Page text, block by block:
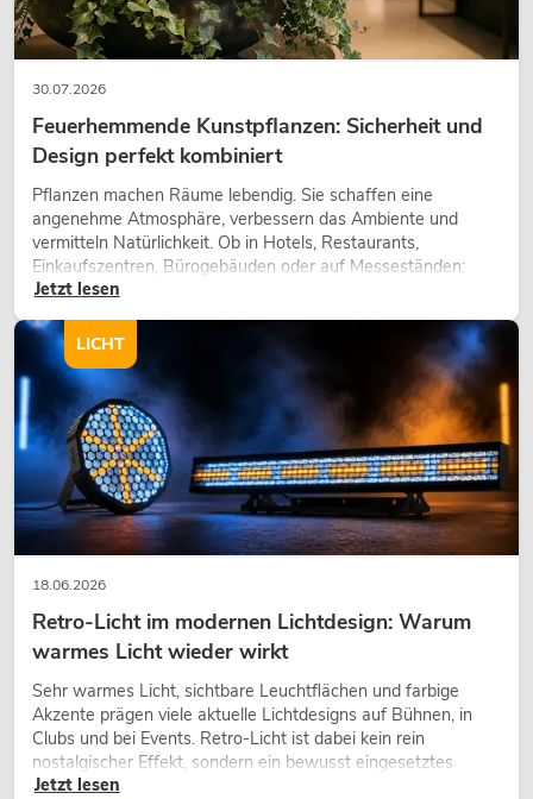
30.07.2026
Feuerhemmende Kunstpflanzen: Sicherheit und
Design perfekt kombiniert
Pflanzen machen Räume lebendig. Sie schaffen eine
angenehme Atmosphäre, verbessern das Ambiente und
vermitteln Natürlichkeit. Ob in Hotels, Restaurants,
Einkaufszentren, Bürogebäuden oder auf Messeständen:
eine hochwertige Begrünung gehört heute längst zum
Jetzt lesen
18.06.2026
Retro-Licht im modernen Lichtdesign: Warum
warmes Licht wieder wirkt
Sehr warmes Licht, sichtbare Leuchtflächen und farbige
Akzente prägen viele aktuelle Lichtdesigns auf Bühnen, in
Clubs und bei Events. Retro-Licht ist dabei kein rein
nostalgischer Effekt, sondern ein bewusst eingesetztes
Gestaltungsmittel: Es schafft Atmosphäre, gibt Szenen
Jetzt lesen
LICHT